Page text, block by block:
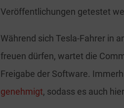
Veröffentlichungen getestet
Während sich Tesla-Fahrer in
freuen dürfen, wartet die
Freigabe der Software.
genehmigt, sodass es auch